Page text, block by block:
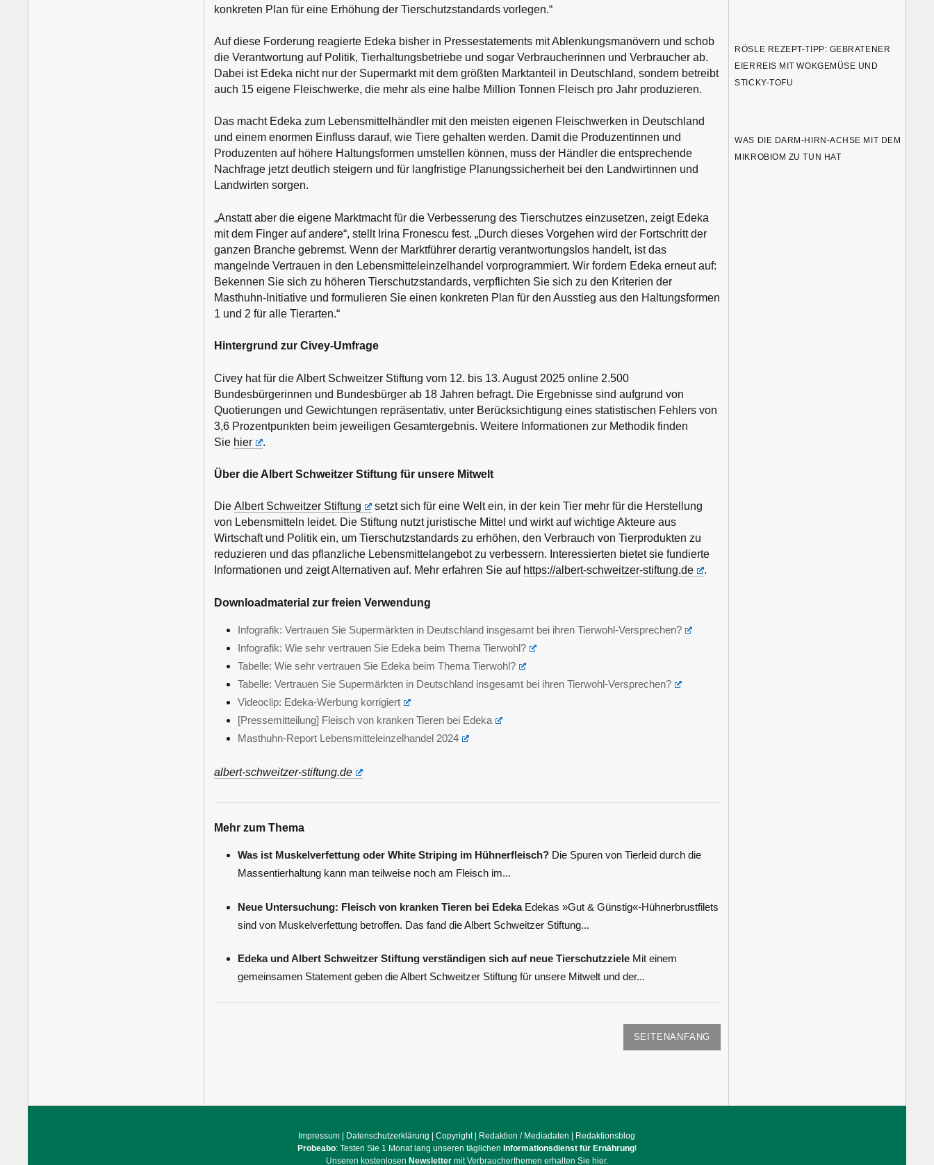
konkreten Plan für eine Erhöhung der Tierschutzstandards vorlegen.“
Auf diese Forderung reagierte Edeka bisher in Pressestatements mit Ablenkungsmanövern und schob
die Verantwortung auf Politik, Tierhaltungsbetriebe und sogar Verbraucherinnen und Verbraucher ab.
Dabei ist Edeka nicht nur der Supermarkt mit dem größten Marktanteil in Deutschland, sondern betreibt
auch 15 eigene Fleischwerke, die mehr als eine halbe Million Tonnen Fleisch pro Jahr produzieren.
Das macht Edeka zum Lebensmittelhändler mit den meisten eigenen Fleischwerken in Deutschland
und einem enormen Einfluss darauf, wie Tiere gehalten werden. Damit die Produzentinnen und
Produzenten auf höhere Haltungsformen umstellen können, muss der Händler die entsprechende
Nachfrage jetzt deutlich steigern und für langfristige Planungssicherheit bei den Landwirtinnen und
Landwirten sorgen.
„Anstatt aber die eigene Marktmacht für die Verbesserung des Tierschutzes einzusetzen, zeigt Edeka
mit dem Finger auf andere“, stellt Irina Fronescu fest. „Durch dieses Vorgehen wird der Fortschritt der
ganzen Branche gebremst. Wenn der Marktführer derartig verantwortungslos handelt, ist das
mangelnde Vertrauen in den Lebensmitteleinzelhandel vorprogrammiert. Wir fordern Edeka erneut auf:
Bekennen Sie sich zu höheren Tierschutzstandards, verpflichten Sie sich zu den Kriterien der
Masthuhn-Initiative und formulieren Sie einen konkreten Plan für den Ausstieg aus den Haltungsformen
1 und 2 für alle Tierarten.“
Hintergrund zur Civey-Umfrage
Civey hat für die Albert Schweitzer Stiftung vom 12. bis 13. August 2025 online 2.500
Bundesbürgerinnen und Bundesbürger ab 18 Jahren befragt. Die Ergebnisse sind aufgrund von
Quotierungen und Gewichtungen repräsentativ, unter Berücksichtigung eines statistischen Fehlers von
3,6 Prozentpunkten beim jeweiligen Gesamtergebnis. Weitere Informationen zur Methodik finden
Sie hier .
Über die Albert Schweitzer Stiftung für unsere Mitwelt
Die Albert Schweitzer Stiftung
setzt sich für eine Welt ein, in der kein Tier mehr für die Herstellung
von Lebensmitteln leidet. Die Stiftung nutzt juristische Mittel und wirkt auf wichtige Akteure aus
Wirtschaft und Politik ein, um Tierschutzstandards zu erhöhen, den Verbrauch von Tierprodukten zu
reduzieren und das pflanzliche Lebensmittelangebot zu verbessern. Interessierten bietet sie fundierte
Informationen und zeigt Alternativen auf. Mehr erfahren Sie auf https://albert-schweitzer-stiftung.de .
Downloadmaterial zur freien Verwendung
Infografik: Vertrauen Sie Supermärkten in Deutschland insgesamt bei ihren Tierwohl-Versprechen?
Infografik: Wie sehr vertrauen Sie Edeka beim Thema Tierwohl?
Tabelle: Wie sehr vertrauen Sie Edeka beim Thema Tierwohl?
Tabelle: Vertrauen Sie Supermärkten in Deutschland insgesamt bei ihren Tierwohl-Versprechen?
Videoclip: Edeka-Werbung korrigiert
[Pressemitteilung] Fleisch von kranken Tieren bei Edeka
Masthuhn-Report Lebensmitteleinzelhandel 2024
albert-schweitzer-stiftung.de
Mehr zum Thema
Was ist Muskelverfettung oder White Striping im Hühnerfleisch? Die Spuren von Tierleid durch die
Massentierhaltung kann man teilweise noch am Fleisch im...
Neue Untersuchung: Fleisch von kranken Tieren bei EdekaEdekas »Gut & Günstig«-Hühnerbrustfilets
sind von Muskelverfettung betroffen. Das fand die Albert Schweitzer Stiftung...
Edeka und Albert Schweitzer Stiftung verständigen sich auf neue Tierschutzziele Mit einem
gemeinsamen Statement geben die Albert Schweitzer Stiftung für unsere Mitwelt und der...
SEITENANFANG
RÖSLE REZEPT-TIPP: GEBRATENER
EIERREIS MIT WOKGEMÜSE UND
STICKY-TOFU
WAS DIE DARM-HIRN-ACHSE MIT DEM
MIKROBIOM ZU TUN HAT
Impressum Datenschutzerklärung |Copyright| Redaktion / Mediadaten
Redaktionsblog
Probeabo: Testen Sie 1 Monat lang unseren täglichen Informationsdienst für Ernährung!
Unseren kostenlosen Newslettermit Verbraucherthemen erhalten Sie hier.